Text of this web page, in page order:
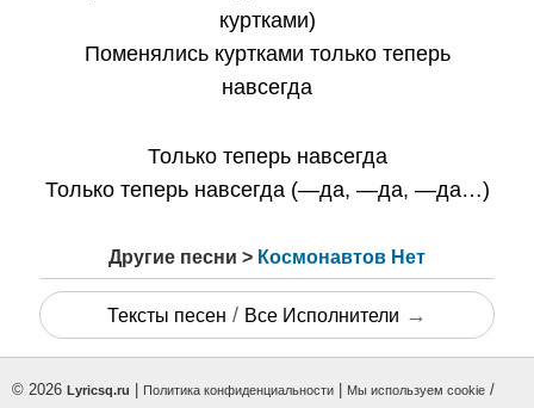
куртками)
Поменялись куртками только теперь
навсегда
Только теперь навсегда
Только теперь навсегда (—да, —да, —да…)
Другие песни > Космонавтов Нет
Тексты песен / Все Исполнители →
© 2026 Lyricsq.ru Политика конфиденциальности Мы используем cookie /